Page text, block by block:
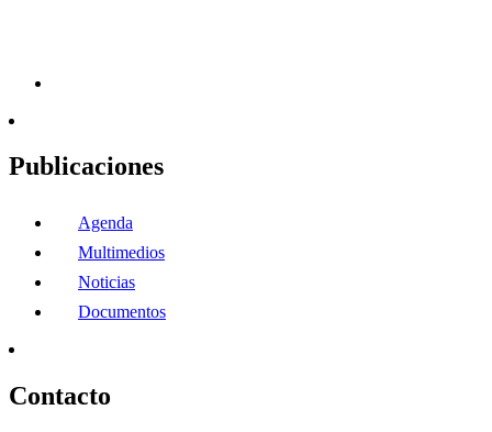
Publicaciones
Agenda
Multimedios
Noticias
Documentos
Contacto